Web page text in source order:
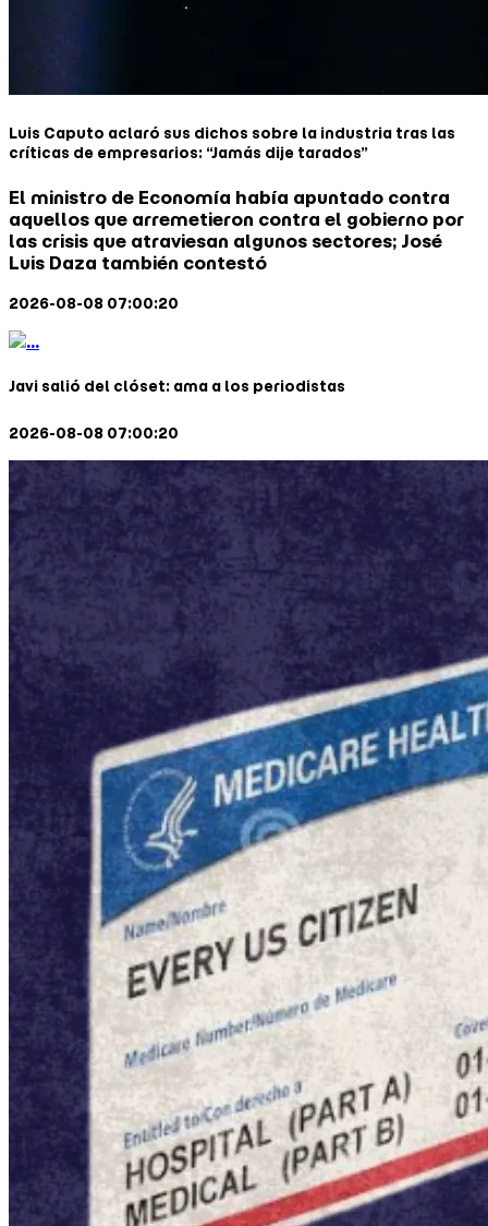
Luis Caputo aclaró sus dichos sobre la industria tras las
críticas de empresarios: “Jamás dije tarados”
El ministro de Economía había apuntado contra
aquellos que arremetieron contra el gobierno por
las crisis que atraviesan algunos sectores; José
Luis Daza también contestó
2026-08-08 07:00:20
Javi salió del clóset: ama a los periodistas
2026-08-08 07:00:20